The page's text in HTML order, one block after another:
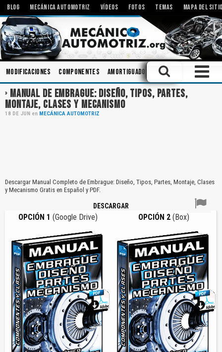
BLOG MECÁNICA AUTOMOTRIZ VÍDEOS FOTOS TEMAS MAPA DEL
Modificaciones Componentes Amortiguadores Carrocerias
MANUAL DE EMBRAGUE: DISEÑO, TIPOS, PARTES,
MONTAJE, CLASES Y MECANISMO
18 DE JUN en MECÁNICA AUTOMOTRIZ
Descargar Manual Completo de Embrague: Diseño, Tipos, Partes, Montaje, Clases
y Mecanismo Gratis en Español y PDF.
DESCARGAR
OPCIÓN 1 (Google Drive) OPCIÓN 2(Box)